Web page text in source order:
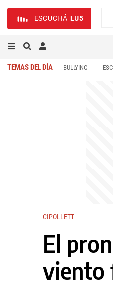
ESCUCHÁ LU5
TEMAS DEL DÍA BULLYING
CIPOLLETTI
El
viento